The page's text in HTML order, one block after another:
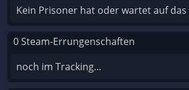
Kein Prisoner hat oder wartet auf das
0 Steam-Errungenschaften
noch im Tracking...